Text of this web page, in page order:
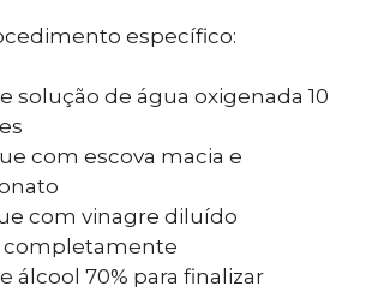
específico:
solução de água oxigenada 10
com escova macia e
com vinagre diluído
completamente
álcool 70% para finalizar